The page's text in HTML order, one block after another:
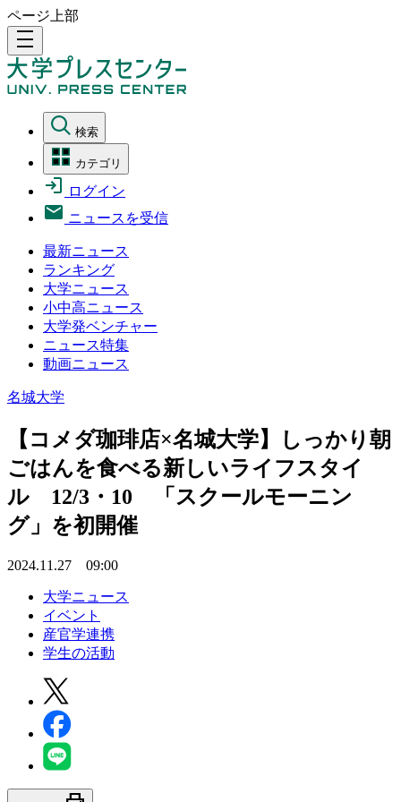
ページ上部
density_medium
検索
カテゴリ
ログイン
ニュースを受信
最新ニュース
ランキング
大学ニュース
小中高ニュース
大学発ベンチャー
ニュース特集
動画ニュース
名城大学
【コメダ珈琲店×名城大学】しっかり朝
ごはんを食べる新しいライフスタイ
ル 12/3・10 「スクールモーニン
グ」を初開催
2024.11.27 09:00
大学ニュース
イベント
産官学連携
学生の活動